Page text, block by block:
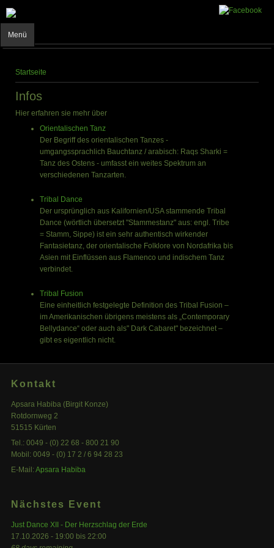
Menü
Startseite
Infos
Hier erfahren sie mehr über
Orientalischen Tanz
Der Begriff des orientalischen Tanzes -
umgangssprachlich Bauchtanz / arabisch: Raqs Sharki =
Tanz des Ostens - umfasst ein weites Spektrum an
verschiedenen Tanzarten.
Tribal Dance
Der ursprünglich aus Kalifornien/USA stammende Tribal
Dance (wörtlich übersetzt "Stammestanz" aus: engl. Tribe
= Stamm, Sippe) ist ein sehr authentisch wirkender
Fantasietanz, der orientalische Folklore von Nordafrika bis
Asien mit Einflüssen aus Flamenco und indischem Tanz
verbindet.
Tribal Fusion
Eine einheitlich festgelegte Definition des Tribal Fusion –
im Amerikanischen übrigens meistens als „Contemporary
Bellydance“ oder auch als" Dark Cabaret" bezeichnet –
gibt es eigentlich nicht.
Kontakt
Apsara Habiba (Birgit Konze)
Rotdornweg 2
51515 Kürten
Tel.: 0049 - (0) 22 68 - 800 21 90
Mobil: 0049 - (0) 17 2 / 6 94 28 23
E-Mail:Apsara Habiba
Nächstes Event
Just Dance XII - Der Herzschlag der Erde
17.10.2026 - 19:00 bis 22:00